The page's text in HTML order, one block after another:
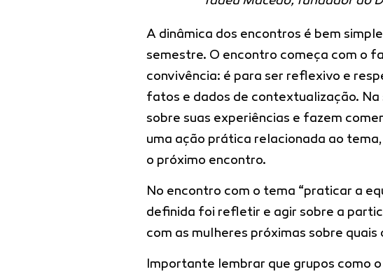
A dinâmica dos encontros é bem
semestre. O encontro começa com o
convivência: é para ser reflexivo e
fatos e dados de contextualização.
sobre suas experiências e fazem
uma ação prática relacionada ao
o próximo encontro.
No encontro com o tema “praticar a
definida foi refletir e agir sobre a
com as mulheres próximas sobre
Importante lembrar que grupos como